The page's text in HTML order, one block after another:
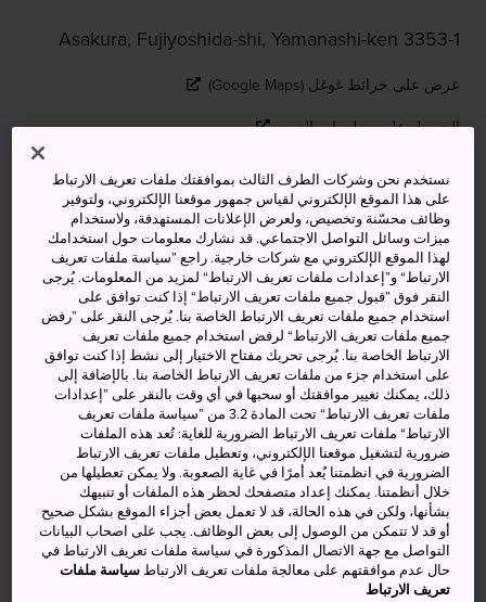
3353-1 Asakura, Fujiyoshida-shi, Yamanashi-ken
عرض على خرائط غوغل (Google Maps)
الحصول على معلومات العبور
الكلمات المفتاحية الخريطة
متنزه رائع يكتسي بألوان زاهية ويتيح
إطلالات لا مثيل لها على جبل فوجي
المهيب
يتربع ضريح أراكورا فوجي سينجين-جينجا وبرج الباغودا بجواره
في جمال وبهاء في متنزه أراكوراياما سينجين الرائع؛ ويقع برج
الباغودا في مكان مثالي يتيح لزواره فرصة رائعة للاستمتاع
بالمناظر الطبيعية الخلابة لجبل فوجي من بعيد، وإذا كانت زيارتك
خلال موسم تفتح أزهار الكرز، يمكنك الاستمتاع بالانسجام مع
ثلاثة من أبرز المعالم اليابانية في آن واحد.
نستخدم نحن وشركات الطرف الثالث بموافقتك ملفات تعريف الارتباط
على هذا الموقع الإلكتروني لقياس جمهور موقعنا الإلكتروني، ولتوفير
وظائف محسّنة وتخصيص، ولعرض الإعلانات المستهدفة، ولاستخدام
ميزات وسائل التواصل الاجتماعي. قد نشارك معلومات حول استخدامك
لهذا الموقع الإلكتروني مع شركات خارجية. راجع ”سياسة ملفات تعريف
الارتباط“ و”إعدادات ملفات تعريف الارتباط“ لمزيد من المعلومات. يُرجى
النقر فوق ”قبول جميع ملفات تعريف الارتباط“ إذا كنت توافق على
استخدام جميع ملفات تعريف الارتباط الخاصة بنا. يُرجى النقر على ”رفض
جميع ملفات تعريف الارتباط“ لرفض استخدام جميع ملفات تعريف
الارتباط الخاصة بنا. يُرجى تحريك مفتاح الاختيار إلى نشط إذا كنت توافق
على استخدام جزء من ملفات تعريف الارتباط الخاصة بنا. بالإضافة إلى
ذلك، يمكنك تغيير موافقتك أو سحبها في أي وقت بالنقر على ”إعدادات
ملفات تعريف الارتباط“ تحت المادة 3.2 من ”سياسة ملفات تعريف
الارتباط“ ملفات تعريف الارتباط الضرورية للغاية: تُعد هذه الملفات
ضرورية لتشغيل موقعنا الإلكتروني، وتعطيل ملفات تعريف الارتباط
الضرورية في انظمتنا يُعد أمرًا في غاية الصعوبة. ولا يمكن تعطيلها من
خلال أنظمتنا. يمكنك إعداد متصفحك لحظر هذه الملفات أو تنبيهك
بشأنها، ولكن في هذه الحالة، قد لا تعمل بعض أجزاء الموقع بشكل صحيح
أو قد لا تتمكن من الوصول إلى بعض الوظائف. يجب على اصحاب البيانات
التواصل مع جهة الاتصال المذكورة في سياسة ملفات تعريف الارتباط في
حال عدم موافقتهم على معالجة ملفات تعريف الارتباطسياسة ملفات
تعريف الارتباط